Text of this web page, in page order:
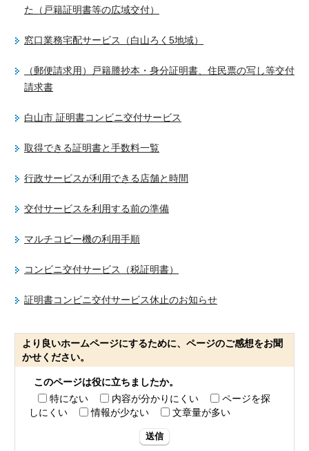
た（戸籍証明書等の広域交付）
窓口業務宅配サービス（白山ろく5地域）
（郵便請求用）戸籍謄抄本・身分証明書、住民票の写し等交付
請求書
白山市 証明書コンビニ交付サービス
取得できる証明書と手数料一覧
行政サービスが利用できる店舗と時間
交付サービスを利用する前の準備
マルチコピー機の利用手順
コンビニ交付サービス（税証明書）
証明書コンビニ交付サービス休止のお知らせ
より良いホームページにするために、ページのご感想をお聞
かせください。
このページは役に立ちましたか。
特にない
内容が分かりにくい
ページを探
しにくい
情報が少ない 文章量が多い
送信